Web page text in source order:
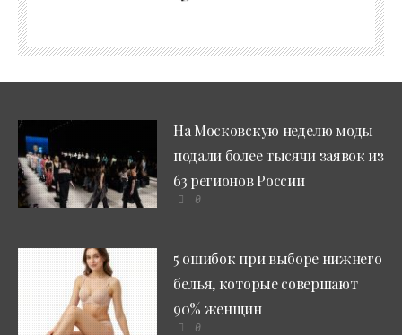
На Московскую неделю моды
подали более тысячи заявок из
63 регионов России
0
5 ошибок при выборе нижнего
белья, которые совершают
90% женщин
0